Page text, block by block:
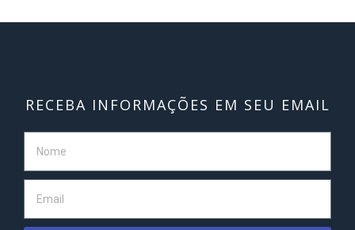
RECEBA INFORMAÇÕES EM SEU EMAIL